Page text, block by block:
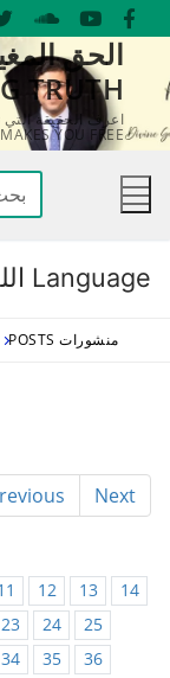
التجاوز
المحتوىTRUTH
MAKES YOU FREE
عن:
Language اللغة:
منشورات POSTS
Next
12 13
14
23 24
25
34 35
36